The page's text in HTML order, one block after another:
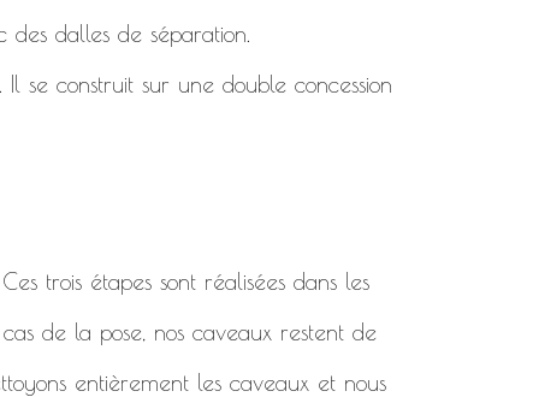
des dalles de séparation.
se construit sur une double concession
trois étapes sont réalisées dans les
de la pose, nos caveaux restent de
entièrement les caveaux et nous